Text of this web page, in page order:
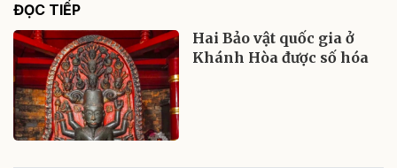
ĐỌC TIẾP
Hai Bảo vật quốc gia ở
Khánh Hòa được số hóa